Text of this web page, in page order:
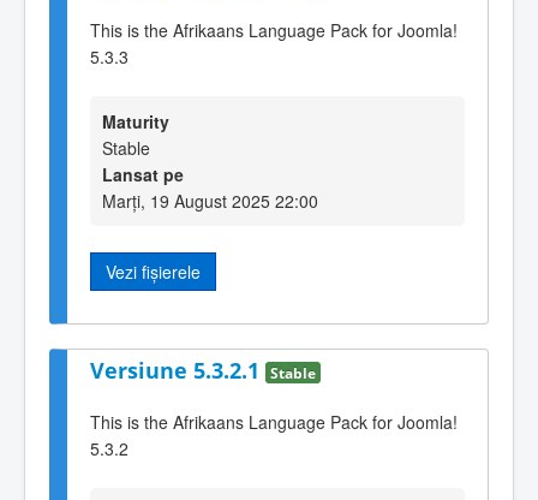
This is the Afrikaans Language Pack for Joomla!
5.3.3
Maturity
Stable
Lansat pe
Marți, 19 August 2025 22:00
Vezi fișierele
Versiune 5.3.2.1 Stable
This is the Afrikaans Language Pack for Joomla!
5.3.2